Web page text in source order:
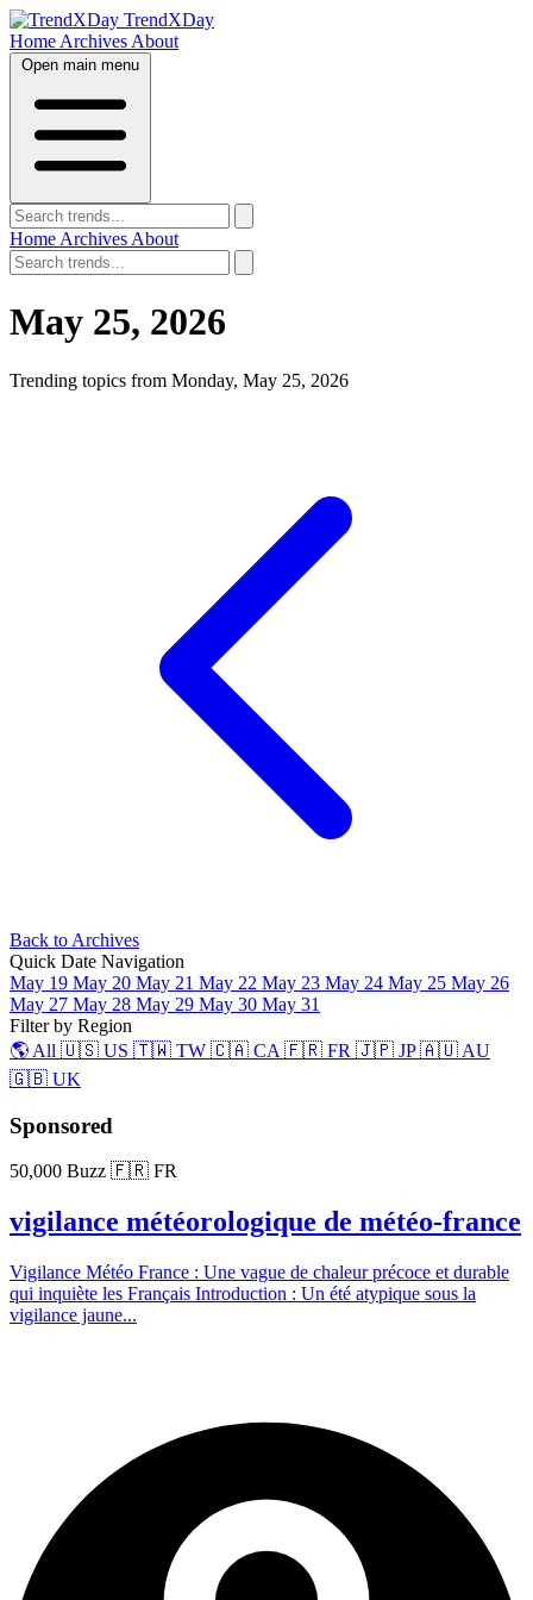
TrendXDay
Home Archives About
Open main menu
Home Archives About
May 25, 2026
Trending topics from Monday, May 25, 2026
Back to Archives
Quick Date Navigation
May 19 May 20 May 21 May 22 May 23 May 24 May 25 May 26
May 27 May 28 May 29 May 30 May 31
Filter by Region
🌎 All 🇺🇸 US 🇹🇼 TW 🇨🇦 CA 🇫🇷 FR 🇯🇵 JP🇦🇺 AU
🇬🇧 UK
Sponsored
50,000 Buzz 🇫🇷 FR
vigilance météorologique de météo-france
Vigilance Météo France : Une vague de chaleur précoce et durable
qui inquiète les Français Introduction : Un été atypique sous la
vigilance jaune...